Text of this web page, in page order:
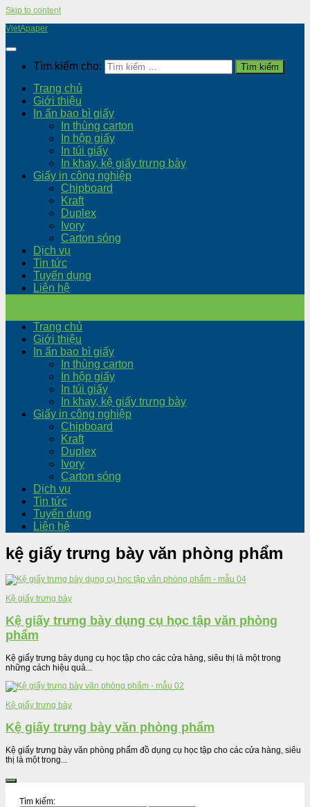
Skip to content
VietApaper
Tìm kiếm cho:
Trang chủ
Giới thiệu
In ấn bao bì giấy
In thùng carton
In hộp giấy
In túi giấy
In khay, kệ giấy trưng bày
Giấy in công nghiệp
Chipboard
Kraft
Duplex
Ivory
Carton sóng
Dịch vụ
Tin tức
Tuyển dụng
Liên hệ
Trang chủ
Giới thiệu
In ấn bao bì giấy
In thùng carton
In hộp giấy
In túi giấy
In khay, kệ giấy trưng bày
Giấy in công nghiệp
Chipboard
Kraft
Duplex
Ivory
Carton sóng
Dịch vụ
Tin tức
Tuyển dụng
Liên hệ
kệ giấy trưng bày văn phòng phẩm
Kệ giấy trưng bày
Kệ giấy trưng bày dụng cụ học tập văn phòng
phẩm
Kệ giấy trưng bày dụng cụ học tập cho các cửa hàng, siêu thị là một trong
những cách hiệu quả...
Kệ giấy trưng bày
Kệ giấy trưng bày văn phòng phẩm
Kệ giấy trưng bày văn phòng phẩm đồ dụng cụ học tập cho các cửa hàng, siêu
thị là một trong...
Tìm kiếm: